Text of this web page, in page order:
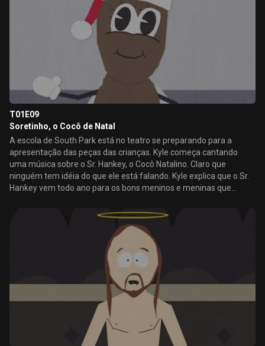
T01E09
Soretinho, o Cocô de Natal
A escola de South Park está no teatro se preparando para a
apresentação das peças das crianças. Kyle começa cantando
uma música sobre o Sr. Hankey, o Cocô Natalino. Claro que
ninguém tem idéia do que ele está falando. Kyle explica que o Sr.
Hankey vem todo ano para os bons meninos e meninas que
manda para um manicômio.